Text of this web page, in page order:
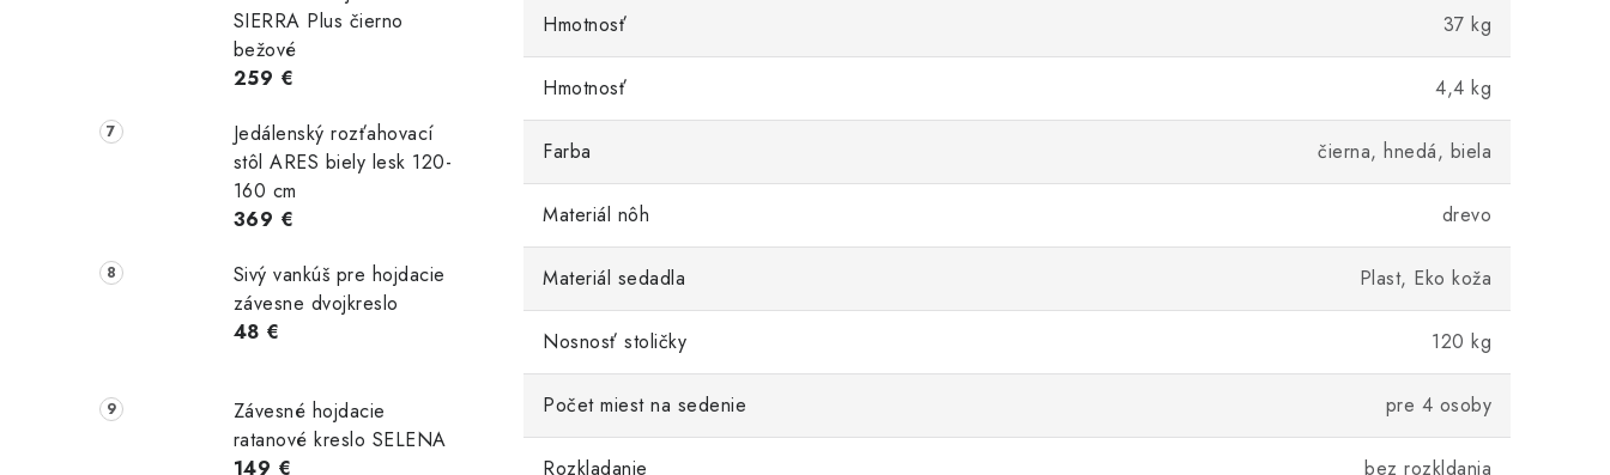
SIERRA Plus čierno
bežové
259 €
Jedálenský rozťahovací
stôl ARES biely lesk 120-
160 cm
369 €
Sivý vankúš pre hojdacie
závesne dvojkreslo
48 €
Závesné hojdacie
ratanové kreslo SELENA
149 €
Hmotnosť 37 kg
Hmotnosť 4,4 kg
Farba čierna, hnedá, biela
Materiál nôh drevo
Materiál sedadla Plast, Eko koža
Nosnosť stoličky 120 kg
Počet miest na sedenie pre 4 osoby
Rozkladanie bez rozkldania